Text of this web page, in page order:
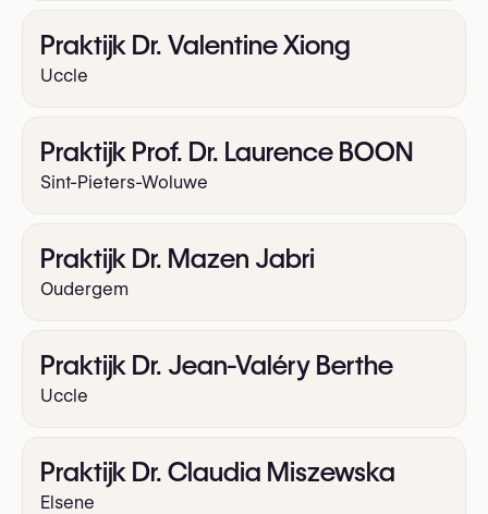
Praktijk Dr. Valentine Xiong
Uccle
Praktijk Prof. Dr. Laurence BOON
Sint-Pieters-Woluwe
Praktijk Dr. Mazen Jabri
Oudergem
Praktijk Dr. Jean-Valéry Berthe
Uccle
Praktijk Dr. Claudia Miszewska
Elsene